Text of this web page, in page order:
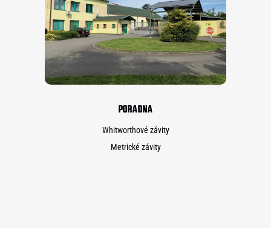
PORADNA
Whitworthové závity
Metrické závity